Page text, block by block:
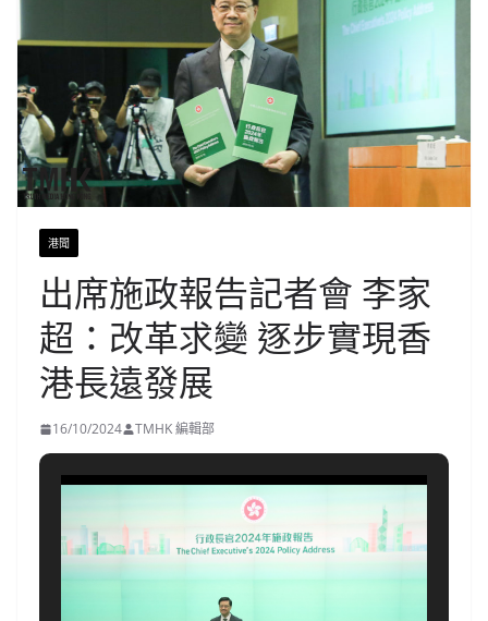
港聞
出席施政報告記者會 李家
超：改革求變 逐步實現香
港長遠發展
16/10/2024 TMHK 編輯部